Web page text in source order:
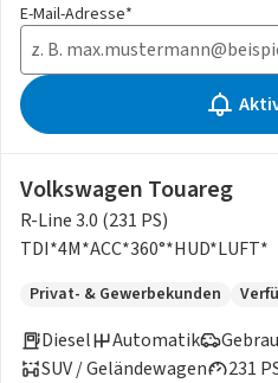
E-Mail-Adresse*
Volkswagen Touareg
R-Line 3.0 (231 PS)
TDI*4M*ACC*360°*HUD*LUFT*
Privat- & Gewerbekunden
Diesel
231
Automatik
SUV / Geländewagen